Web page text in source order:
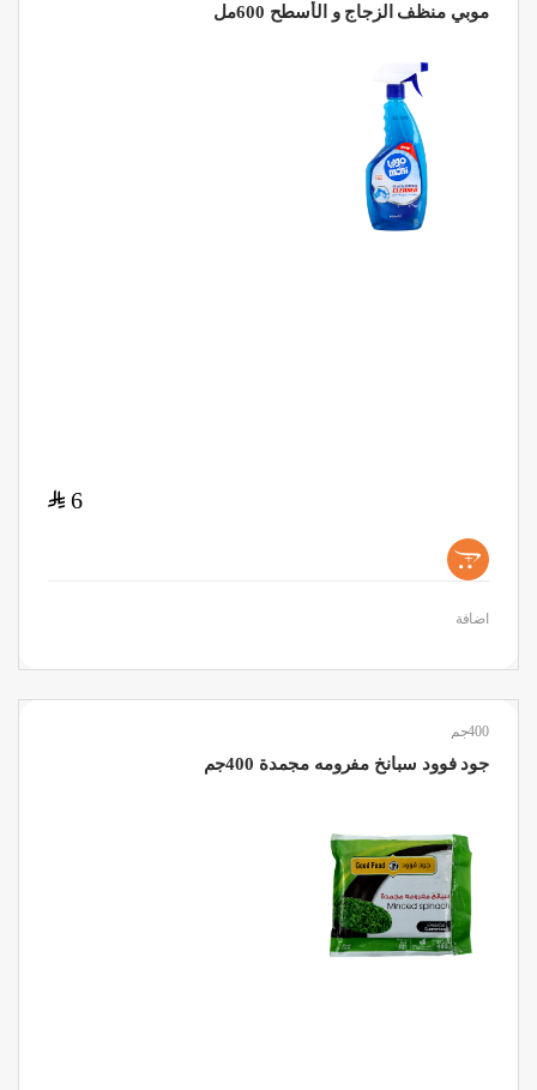
موبي منظف الزجاج و الأسطح 600مل
6
$
+
اضافة
400جم
جود فوود سبانخ مفرومه مجمدة 400جم